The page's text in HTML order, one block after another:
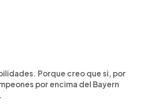
Porque creo que si, por
por encima del Bayern